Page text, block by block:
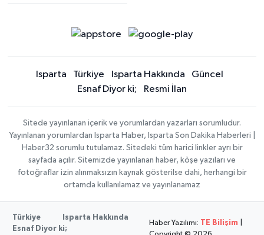
Isparta Türkiye Isparta Hakkında
Güncel
Esnaf Diyor ki;
Resmi İlan
Sitede yayınlanan içerik ve yorumlardan yazarları sorumludur.
Yayınlanan yorumlardan Isparta Haber, Isparta Son Dakika Haberleri |
Haber32 sorumlu tutulamaz. Sitedeki tüm harici linkler ayrı bir
sayfada açılır. Sitemizde yayınlanan haber, köşe yazıları ve
fotoğraflar izin alınmaksızın kaynak gösterilse dahi, herhangi bir
ortamda kullanılamaz ve yayınlanamaz
Türkiye
Isparta Hakkında
Esnaf Diyor ki;
Haber Yazılımı: TE Bilişim